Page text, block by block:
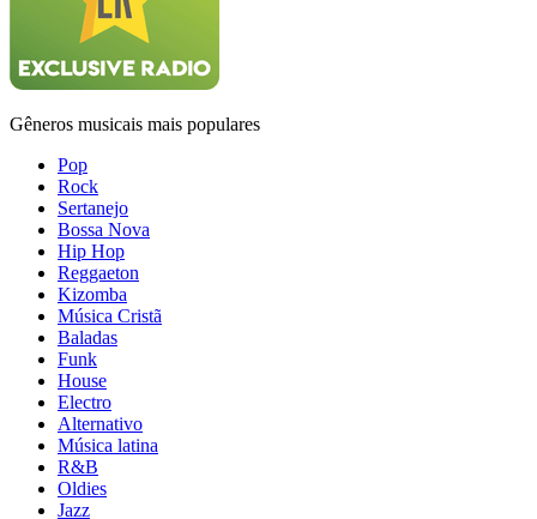
Gêneros musicais mais populares
Pop
Rock
Sertanejo
Bossa Nova
Hip Hop
Reggaeton
Kizomba
Música Cristã
Baladas
Funk
House
Electro
Alternativo
Música latina
R&B
Oldies
Jazz